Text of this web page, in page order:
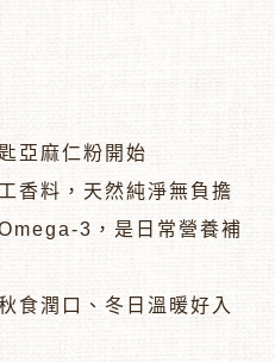
亞麻仁粉開始
香料，天然純淨無負擔
3，是日常營養補
食潤口、冬日溫暖好入